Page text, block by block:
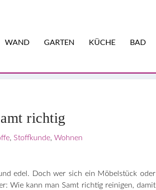
WAND GARTEN KÜCHE BAD
richtig
, Stoffkunde, Wohnen
edel. Doch wer sich ein Möbelstück oder
Wie kann man Samt richtig reinigen, damit